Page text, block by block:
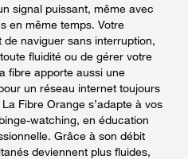
signal puissant, même avec
en même temps. Votre
naviguer sans interruption,
fluidité ou de gérer votre
fibre apporte aussi une
un réseau internet toujours
Fibre Orange s’adapte à vos
watching, en éducation
Grâce à son débit
deviennent plus fluides,